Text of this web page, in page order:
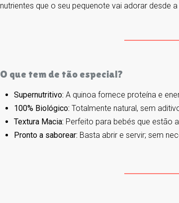
nutrientes que o seu pequenote vai adorar desde
O que tem de tão especial?
Supernutritivo: A quinoa fornece proteína e
100% Biológico: Totalmente natural, sem
Textura Macia: Perfeito para bebés que estão
Pronto a saborear: Basta abrir e servir; sem